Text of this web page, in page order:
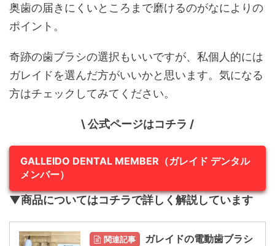
奥歯の届きにくいところまで磨けるのがなによりの
ポイント。
奇跡の歯ブラシの選択もいいですが、私個人的には
ガレイドを選んだ方がいいかと思います。気になる
方はチェックしてみてください。
\ 公式ページはコチラ /
GALLEIDO DENTAL MEMBER（ガレイド デンタル
メンバー）
▼商品についてはコチラで詳しく解説しています
関連記事
ガレイドの電動歯ブラシ